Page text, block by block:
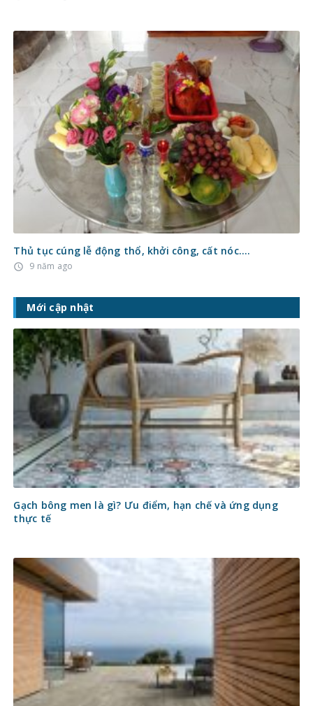
Thủ tục cúng lễ động thổ, khởi công, cất nóc….
access_time 9 năm ago
Mới cập nhật
Gạch bông men là gì? Ưu điểm, hạn chế và ứng dụng
thực tế